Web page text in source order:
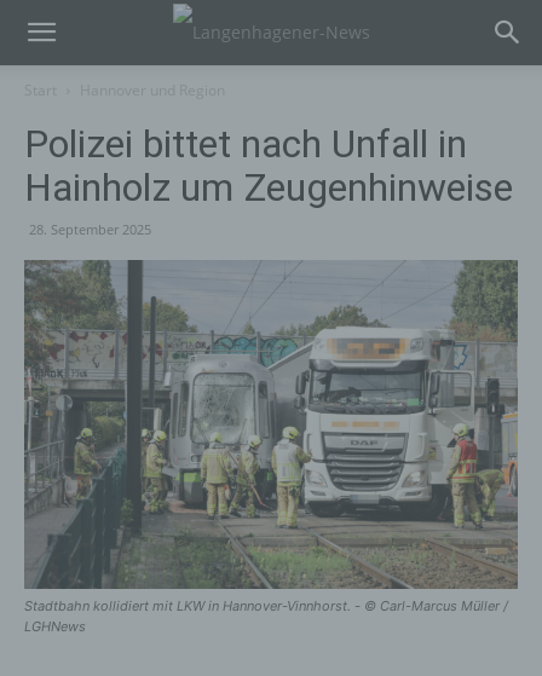
Polizei bittet nach Unfall in
Hainholz um Zeugenhinweise
28. September 2025
Stadtbahn kollidiert mit LKW in Hannover-Vinnhorst. - © Carl-Marcus Müller /
LGHNews